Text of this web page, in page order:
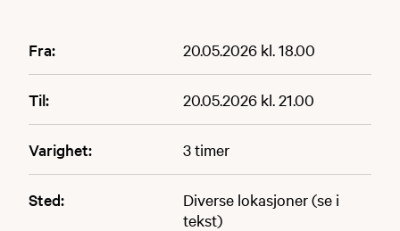
Fra: 20.05.2026 kl. 18.00
Til: 20.05.2026 kl. 21.00
Varighet: 3 timer
Sted:
Diverse lokasjoner (se i
tekst)